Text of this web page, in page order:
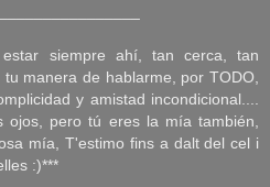
estar siempre ahí, tan cerca, tan
manera de hablarme, por TODO,
y amistad incondicional....
ojos, pero tú eres la mía también,
mía, T'estimo fins a dalt del cel i
:)***